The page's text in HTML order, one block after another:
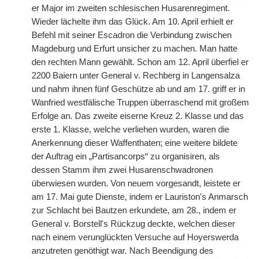
er Major im zweiten schlesischen Husarenregiment.
Wieder lächelte ihm das Glück. Am 10. April erhielt er
Befehl mit seiner Escadron die Verbindung zwischen
Magdeburg und Erfurt unsicher zu machen. Man hatte
den rechten Mann gewählt. Schon am 12. April überfiel er
2200 Baiern unter General v. Rechberg in Langensalza
und nahm ihnen fünf Geschütze ab und am 17. griff|er in
Wanfried westfälische Truppen überraschend mit großem
Erfolge an. Das zweite eiserne Kreuz 2. Klasse und das
erste 1. Klasse, welche verliehen wurden, waren die
Anerkennung dieser Waffenthaten; eine weitere bildete
der Auftrag ein „Partisancorps“ zu organisiren, als
dessen Stamm ihm zwei Husarenschwadronen
überwiesen wurden. Von neuem vorgesandt, leistete er
am 17. Mai gute Dienste, indem er Lauriston's Anmarsch
zur Schlacht bei Bautzen erkundete, am 28., indem er
General v. Borstell's Rückzug deckte, welchen dieser
nach einem verunglückten Versuche auf Hoyerswerda
anzutreten genöthigt war. Nach Beendigung des